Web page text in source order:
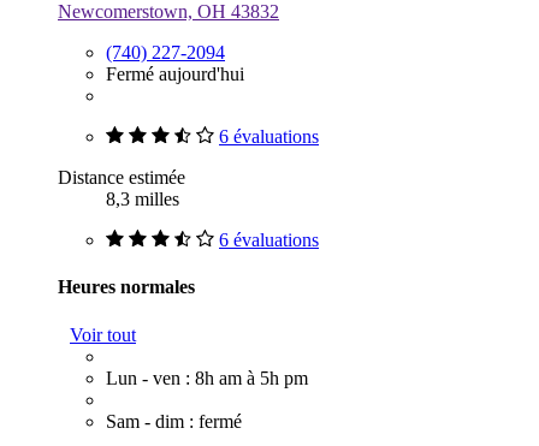
Newcomerstown, OH 43832
(740) 227-2094
Fermé aujourd'hui
6 évaluations
Distance estimée
8,3 milles
6 évaluations
Heures normales
Voir tout
Lun - ven : 8h am à 5h pm
Sam - dim : fermé